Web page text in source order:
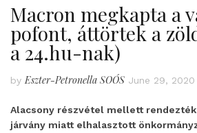
Macron megkapta a
pofont, áttörtek a
a 24.hu-nak)
by Eszter-Petronella SOÓS June 29, 2020
Alacsony részvétel mellett
járvány miatt elhalasztott